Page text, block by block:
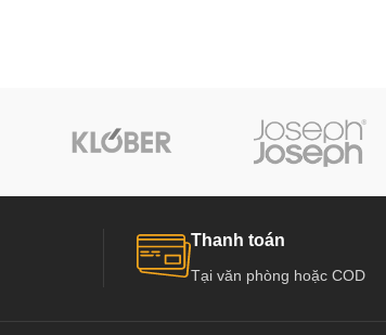
Thanh toán
Tại văn phòng hoặc COD